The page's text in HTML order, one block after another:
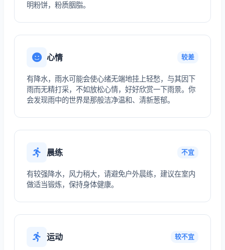
明粉饼，粉质胭脂。
心情 较差
有降水，雨水可能会使心绪无端地挂上轻愁，与其因下
雨而无精打采，不如放松心情，好好欣赏一下雨景。你
会发现雨中的世界是那般洁净温和、清新葱郁。
晨练 不宜
有较强降水，风力稍大，请避免户外晨练，建议在室内
做适当锻炼，保持身体健康。
运动 较不宜